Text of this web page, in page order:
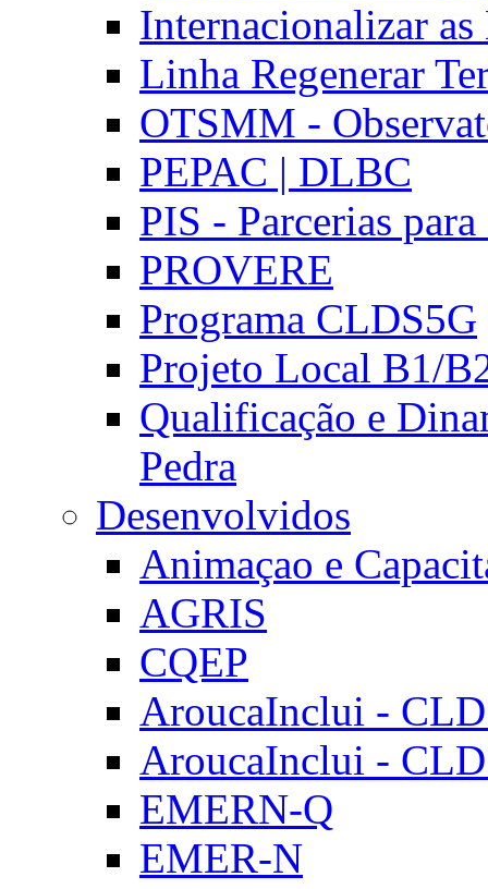
Internacionalizar
Linha Regenerar
OTSMM -
PEPAC | DLBC
PIS - Parcerias
PROVERE
Programa CLDS5G
Projeto Local B1/
Qualificação e
Pedra
Desenvolvidos
Animaçao e
AGRIS
CQEP
AroucaInclui -
AroucaInclui -
EMERN-Q
EMER-N